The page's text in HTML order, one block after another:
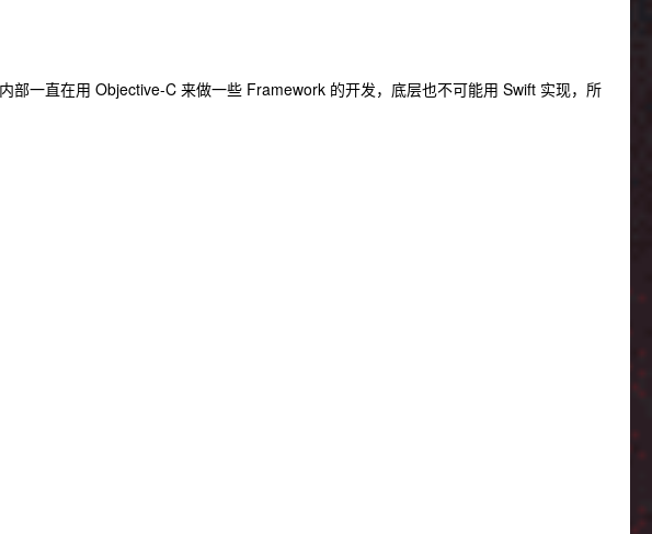
一直在用 Objective-C 来做一些 Framework 的开发，底层也不可能用 Swift 实现，所